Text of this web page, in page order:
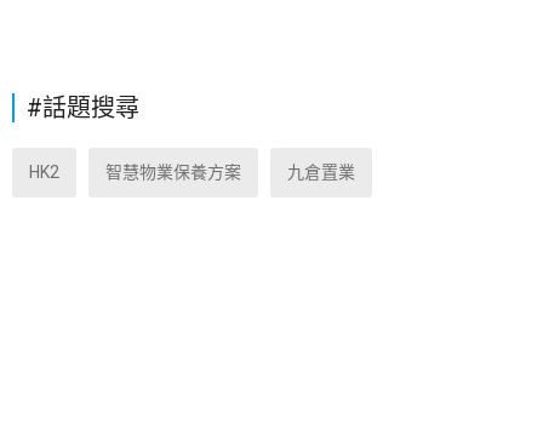
#話題搜尋
HK2 智慧物業保養方案 九倉置業